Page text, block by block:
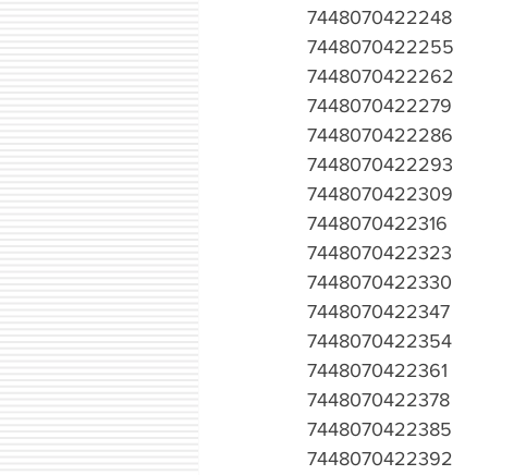
7448070422248
7448070422255
7448070422262
7448070422279
7448070422286
7448070422293
7448070422309
7448070422316
7448070422323
7448070422330
7448070422347
7448070422354
7448070422361
7448070422378
7448070422385
7448070422392